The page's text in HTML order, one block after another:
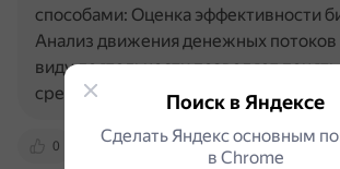
0 www.bitrix24.ru
способами: Оценка эффективности
Анализ движения денежных
виду деятельности позволяет
средств на текущие расходы…
Поиск в Яндексе
Сделать Яндекс основным
в Сhrome